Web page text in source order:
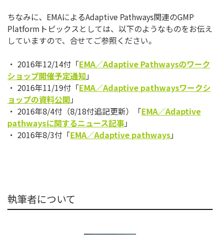
ちなみに、EMAによるAdaptive Pathways関連のGMP
Platformトピックスとしては、 以下のようなものをお伝え
していますので、 合せてご参照ください。
・ 2016年12/14付「EMA／Adaptive Pathwaysのワーク
ショップ開催予定通知 」
・ 2016年11/19付「EMA／Adaptive pathwaysワークシ
ョップの資料公開 」
・ 2016年8/4付（8/18付追記更新）「EMA／Adaptive
pathwaysに関するニュース記事」
・ 2016年8/3付「EMA／Adaptive pathways」
執筆者について